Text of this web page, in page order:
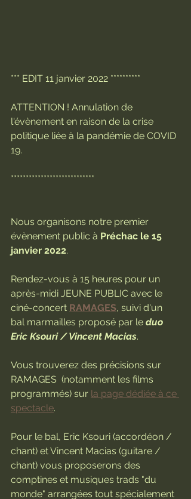
*** EDIT 11 janvier 2022 **********
ATTENTION ! Annulation de
l'évènement en raison de la crise
politique liée à la pandémie de COVID
19.
****************************
Nous organisons notre premier
évènement public à Préchac le 15
janvier 2022.
Rendez-vous à 15 heures pour un
après-midi JEUNE PUBLIC avec le
ciné-concert RAMAGES, suivi d'un
bal marmailles proposé par le duo
Eric Ksouri / Vincent Macias.
Vous trouverez des précisions sur
RAMAGES  (notamment les films
programmés) sur la page dédiée à ce
spectacle.
Pour le bal, Eric Ksouri (accordéon /
chant) et Vincent Macias (guitare /
chant) vous proposerons des
comptines et musiques trads "du
monde" arrangées tout spécialement